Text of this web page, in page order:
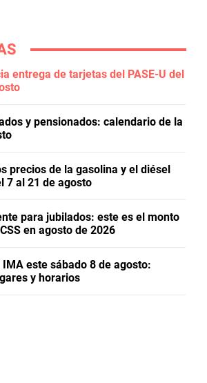
entrega de tarjetas del PASE-U del
y pensionados: calendario de la
precios de la gasolina y el diésel
7 al 21 de agosto
para jubilados: este es el monto
en agosto de 2026
este sábado 8 de agosto:
y horarios